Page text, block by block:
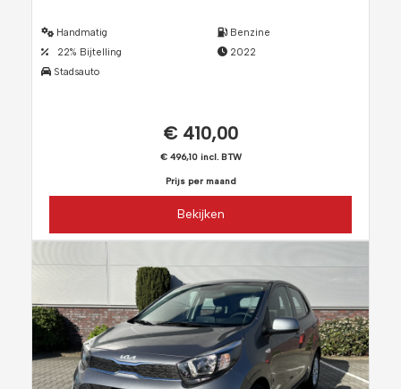
Handmatig
22% Bijtelling
Stadsauto
Benzine
2022
€ 410,00
€ 496,10 incl. BTW
Prijs per maand
Bekijken